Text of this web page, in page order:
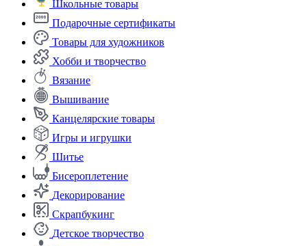
Школьные товары
Подарочные сертификаты
Товары для художников
Хобби и творчество
Вязание
Вышивание
Канцелярские товары
Игры и игрушки
Шитье
Бисероплетение
Декорирование
Скрапбукинг
Детское творчество